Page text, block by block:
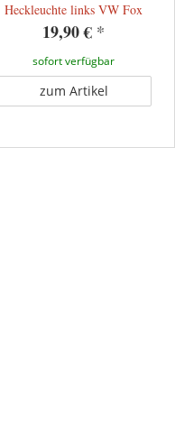
Heckleuchte links VW Fox
19,90 € *
sofort verfügbar
zum Artikel